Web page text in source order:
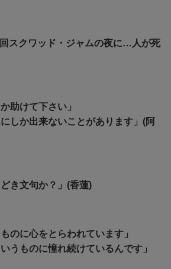
回スクワッド・ジャムの夜に…人が死
助けて下さい」
にしか出来ないことがあります」(阿
き文句か？」(香蓮)
のに心をとらわれています」
うものに憧れ続けているんです」